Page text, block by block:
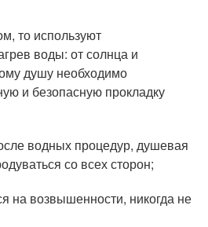
то используют
воды: от солнца и
душу необходимо
и безопасную прокладку
водных процедур, душевая
со всех сторон;
на возвышенности, никогда не